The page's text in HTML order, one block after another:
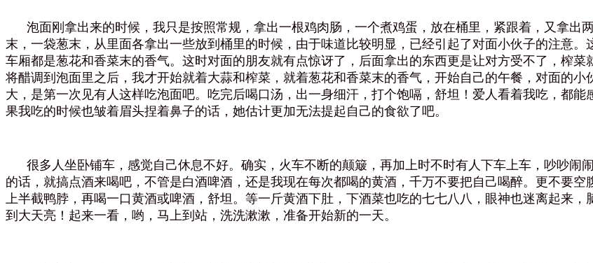
泡面刚拿出来的时候，我只是按照常规，拿出一根鸡肉肠，一个煮鸡蛋，放在桶里，紧跟着，又拿出
末，一袋葱末，从里面各拿出一些放到桶里的时候，由于味道比较明显，已经引起了对面小伙子的注意
车厢都是葱花和香菜末的香气。这时对面的朋友就有点惊讶了，后面拿出的东西更是让对方受不了，榨
将醋调到泡面里之后，我才开始就着大蒜和榨菜，就着葱花和香菜末的香气，开始自己的午餐，对面的
大，是第一次见有人这样吃泡面吧。吃完后喝口汤，出一身细汗，打个饱嗝，舒坦！爱人看着我吃，都
果我吃的时候也皱着眉头捏着鼻子的话，她估计更加无法提起自己的食欲了吧。
很多人坐卧铺车，感觉自己休息不好。确实，火车不断的颠簸，再加上时不时有人下车上车，吵吵闹
的话，就搞点酒来喝吧，不管是白酒啤酒，还是我现在每次都喝的黄酒，千万不要把自己喝醉。更不要
上半截鸭脖，再喝一口黄酒或啤酒，舒坦。等一斤黄酒下肚，下酒菜也吃的七七八八，眼神也迷离起来
到大天亮！起来一看，哟，马上到站，洗洗漱漱，准备开始新的一天。